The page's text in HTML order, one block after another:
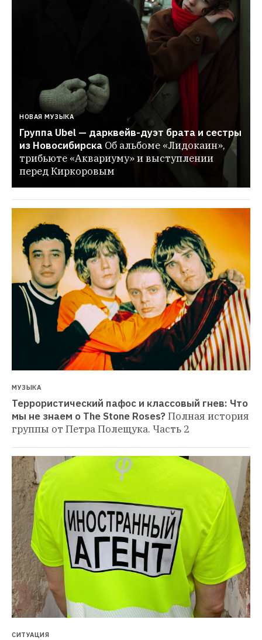
НОВАЯ МУЗЫКА
Группа Ubel — дарквейв-дуэт брата и сестры
из Новосибирска Об альбоме «Лидокаин»,
трибьюте «Аквариуму» и выступлении
перед Киркоровым
МУЗЫКА
Террористический пафос и классовый гнев: Что
мы не знаем о The Stone Roses?Полная история
группы от Петра Полещука. Часть 2
СИТУАЦИЯ